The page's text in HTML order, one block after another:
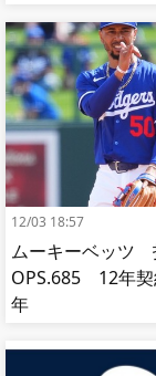
応]
12/03 18:57
ムーキーベッツ
OPS.685 12年契
年